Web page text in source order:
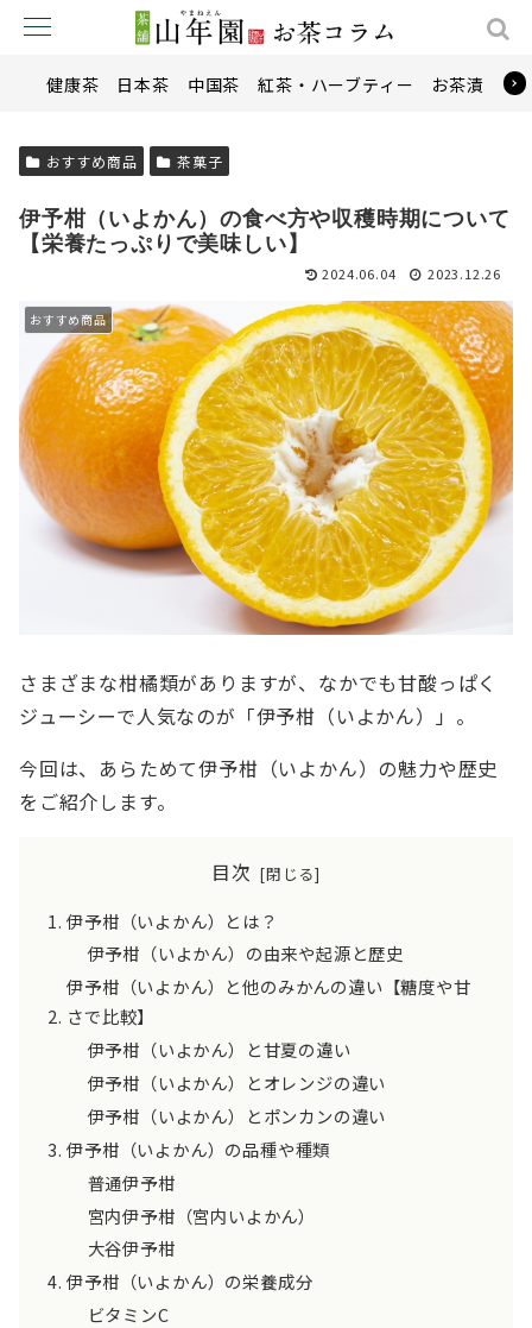
健康茶 日本茶 中国茶 紅茶・ハーブティー お茶漬け
おすすめ商品 茶菓子
伊予柑（いよかん）の食べ方や収穫時期について
【栄養たっぷりで美味しい】
2024.06.04 2023.12.26
おすすめ商品
さまざまな柑橘類がありますが、なかでも甘酸っぱく
ジューシーで人気なのが「伊予柑（いよかん）」。
今回は、あらためて伊予柑（いよかん）の魅力や歴史
をご紹介します。
目次
伊予柑（いよかん）とは？
伊予柑（いよかん）の由来や起源と歴史
伊予柑（いよかん）と他のみかんの違い【糖度や甘
さで比較】
伊予柑（いよかん）と甘夏の違い
伊予柑（いよかん）とオレンジの違い
伊予柑（いよかん）とポンカンの違い
伊予柑（いよかん）の品種や種類
普通伊予柑
宮内伊予柑（宮内いよかん）
大谷伊予柑
伊予柑（いよかん）の栄養成分
ビタミンC